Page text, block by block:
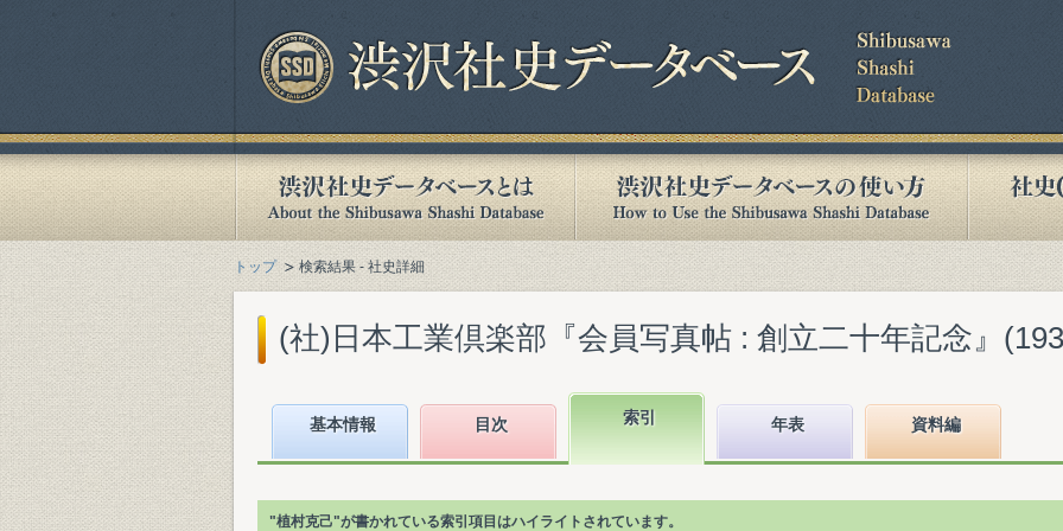
トップ 検索結果 - 社史詳細
(社)日本工業倶楽部『会員写真帖 : 創立二十年記念』
基本情報 目次 索引 年表 資料編
"植村克己"が書かれている索引項目はハイライトされています。